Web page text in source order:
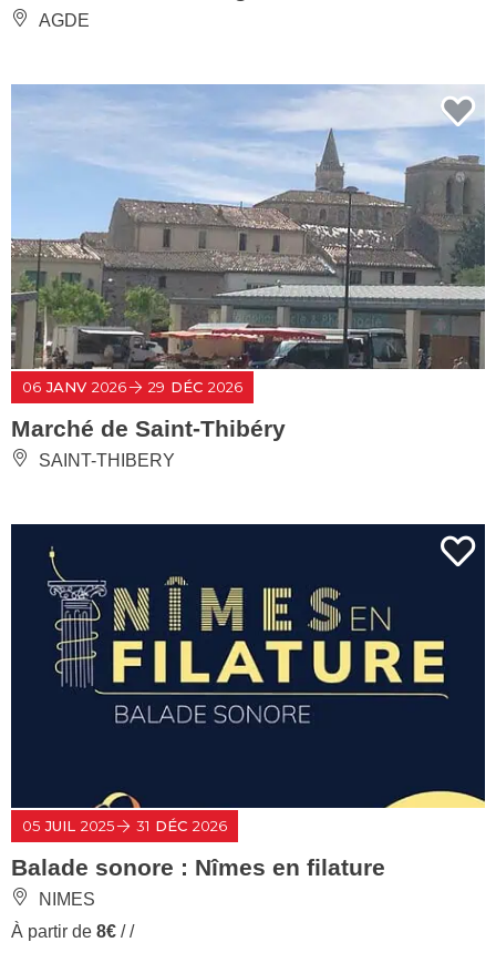
AGDE
06 JANV 2026 29 DÉC 2026
Marché de Saint-Thibéry
SAINT-THIBERY
05 JUIL 2025 31 DÉC 2026
Balade sonore : Nîmes en filature
NIMES
À partir de 8€ / /